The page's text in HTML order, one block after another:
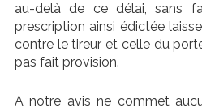
au-delà de ce délai, sans
prescription ainsi édictée
contre le tireur et celle du
pas fait provision.
A notre avis ne commet